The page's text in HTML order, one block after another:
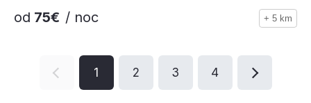
od 75€ / noc + 5 km
1 2 3 4